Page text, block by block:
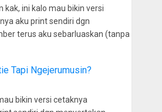
kak, ini kalo mau bikin versi
aku print sendiri dgn
terus aku sebarluaskan (tanpa
Tapi Ngejerumusin?
bikin versi cetaknya